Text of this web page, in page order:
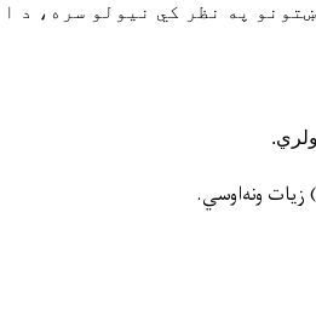
په نظر کي نيولو سره، د